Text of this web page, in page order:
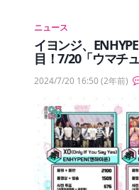
ニュース
イヨンジ、
目！7/20「ウマチュ
2024/7/20 16:50(2年前)